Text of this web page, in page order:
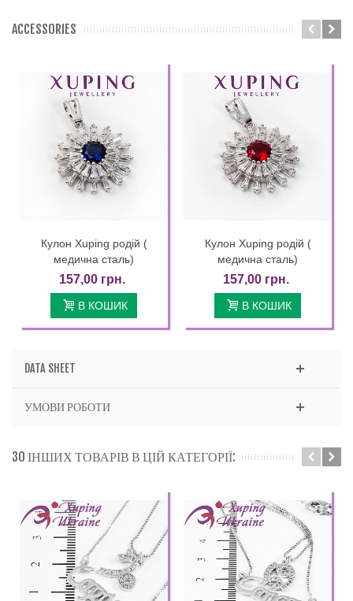
ACCESSORIES
Кулон Xuping родій (
медична сталь)
157,00 грн.
В КОШИК
Кулон Xuping родій (
медична сталь)
157,00 грн.
В КОШИК
DATA SHEET
УМОВИ РОБОТИ
30 ІНШИХ ТОВАРІВ В ЦІЙ КАТЕГОРІЇ: